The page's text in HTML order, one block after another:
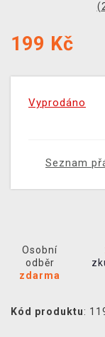
(
199 Kč
Vyprodáno
Seznam
Osobní
odběr
zdarma
Kód produktu: